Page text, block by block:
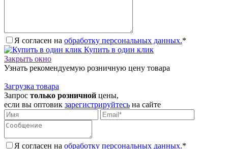
Я согласен на обработку персональных данных.*
Купить в один клик
Закрыть окно
Узнать рекомендуемую розничную цену товара
Загрузка товара
Запрос только розничной цены,
если вы оптовик зарегистрируйтесь на сайте
Я согласен на обработку персональных данных.*